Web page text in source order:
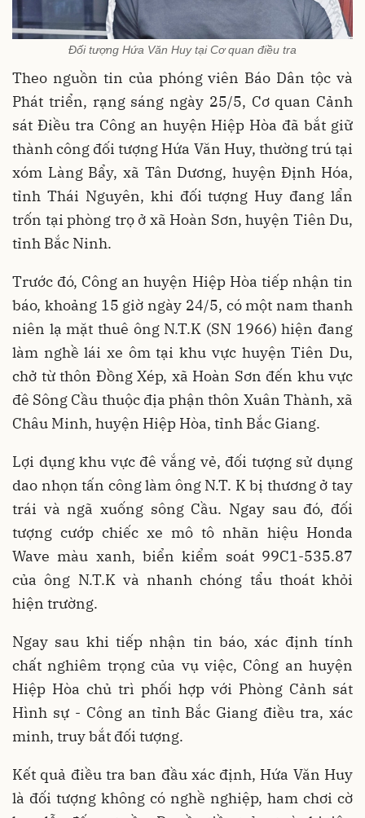
Đối tượng Hứa Văn Huy tại Cơ quan điều tra
Theo nguồn tin của phóng viên Báo Dân tộc và
Phát triển, rạng sáng ngày 25/5, Cơ quan Cảnh
sát Điều tra Công an huyện Hiệp Hòa đã bắt giữ
thành công đối tượng Hứa Văn Huy, thường trú tại
xóm Làng Bẩy, xã Tân Dương, huyện Định Hóa,
tỉnh Thái Nguyên, khi đối tượng Huy đang lẩn
trốn tại phòng trọ ở xã Hoàn Sơn, huyện Tiên Du,
tỉnh Bắc Ninh.
Trước đó, Công an huyện Hiệp Hòa tiếp nhận tin
báo, khoảng 15 giờ ngày 24/5, có một nam thanh
niên lạ mặt thuê ông N.T.K (SN 1966) hiện đang
làm nghề lái xe ôm tại khu vực huyện Tiên Du,
chở từ thôn Đồng Xép, xã Hoàn Sơn đến khu vực
đê Sông Cầu thuộc địa phận thôn Xuân Thành, xã
Châu Minh, huyện Hiệp Hòa, tỉnh Bắc Giang.
Lợi dụng khu vực đê vắng vẻ, đối tượng sử dụng
dao nhọn tấn công làm ông N.T. K bị thương ở tay
trái và ngã xuống sông Cầu. Ngay sau đó, đối
tượng cướp chiếc xe mô tô nhãn hiệu Honda
Wave màu xanh, biển kiểm soát 99C1-535.87
của ông N.T.K và nhanh chóng tẩu thoát khỏi
hiện trường.
Ngay sau khi tiếp nhận tin báo, xác định tính
chất nghiêm trọng của vụ việc, Công an huyện
Hiệp Hòa chủ trì phối hợp với Phòng Cảnh sát
Hình sự - Công an tỉnh Bắc Giang điều tra, xác
minh, truy bắt đối tượng.
Kết quả điều tra ban đầu xác định, Hứa Văn Huy
là đối tượng không có nghề nghiệp, ham chơi cờ